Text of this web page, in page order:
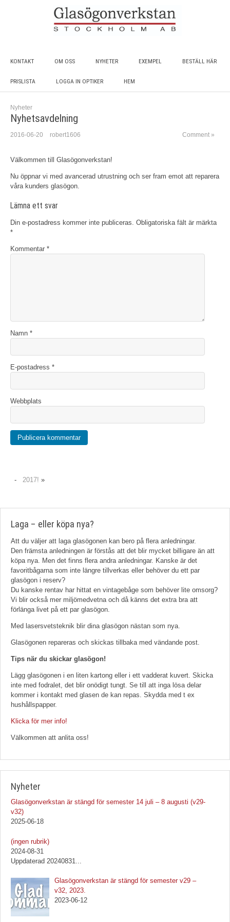
KONTAKT OM OSS NYHETER EXEMPEL BESTÄLL HÄR
PRISLISTA LOGGA IN OPTIKER HEM
Nyheter
Nyhetsavdelning
2016-06-20 robert1606 Comment »
Välkommen till Glasögonverkstan!
Nu öppnar vi med avancerad utrustning och ser fram emot att reparera
våra kunders glasögon.
Lämna ett svar
Din e-postadress kommer inte publiceras. Obligatoriska fält är märkta
*
Kommentar *
Namn *
E-postadress *
Webbplats
- 2017! »
Laga – eller köpa nya?
Att du väljer att laga glasögonen kan bero på flera anledningar.
Den främsta anledningen är förstås att det blir mycket billigare än att
köpa nya. Men det finns flera andra anledningar. Kanske är det
favoritbågarna som inte längre tillverkas eller behöver du ett par
glasögon i reserv?
Du kanske rentav har hittat en vintagebåge som behöver lite omsorg?
Vi blir också mer miljömedvetna och då känns det extra bra att
förlänga livet på ett par glasögon.
Med lasersvetsteknik blir dina glasögon nästan som nya.
Glasögonen repareras och skickas tillbaka med vändande post.
Tips när du skickar glasögon!
Lägg glasögonen i en liten kartong eller i ett vadderat kuvert. Skicka
inte med fodralet, det blir onödigt tungt. Se till att inga lösa delar
kommer i kontakt med glasen de kan repas. Skydda med t ex
hushållspapper.
Klicka för mer info!
Välkommen att anlita oss!
Nyheter
Glasögonverkstan är stängd för semester 14 juli – 8 augusti (v29-
v32)
2025-06-18
(ingen rubrik)Inlägg
2024-08-31
Uppdaterad 20240831
Glasögonverkstan är stängd för semester v29 –
v32, 2023.
2023-06-12